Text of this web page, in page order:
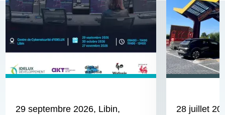
29 septembre 2026, Libin,
28 juillet